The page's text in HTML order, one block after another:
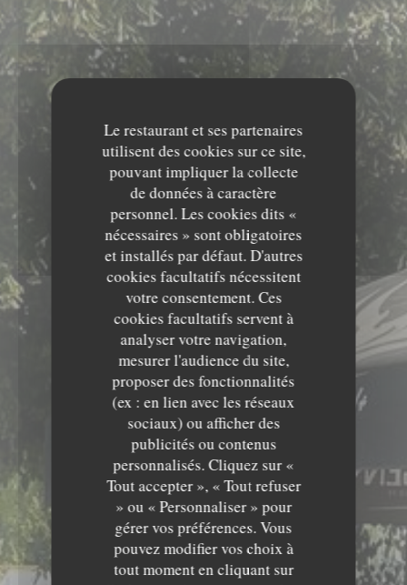
Le restaurant et ses partenaires
utilisent des cookies sur ce site,
pouvant impliquer la collecte
de données à caractère
personnel. Les cookies dits «
nécessaires » sont obligatoires
et installés par défaut. D'autres
cookies facultatifs nécessitent
votre consentement. Ces
cookies facultatifs servent à
analyser votre navigation,
mesurer l'audience du site,
proposer des fonctionnalités
(ex : en lien avec les réseaux
sociaux) ou afficher des
publicités ou contenus
personnalisés. Cliquez sur «
Tout accepter », « Tout refuser
» ou « Personnaliser » pour
gérer vos préférences. Vous
pouvez modifier vos choix à
tout moment en cliquant sur